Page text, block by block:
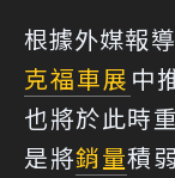
根據外媒報導
克福車展 中
也將於此時
是將銷量積